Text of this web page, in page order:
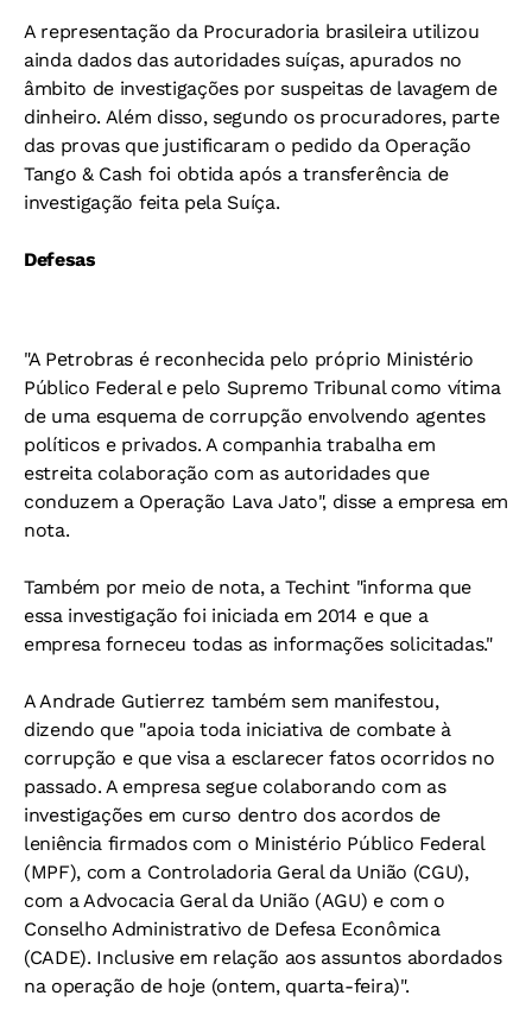
A representação da Procuradoria brasileira utilizou
ainda dados das autoridades suíças, apurados no
âmbito de investigações por suspeitas de lavagem de
dinheiro. Além disso, segundo os procuradores, parte
das provas que justificaram o pedido da Operação
Tango & Cash foi obtida após a transferência de
investigação feita pela Suíça.
Defesas
"A Petrobras é reconhecida pelo próprio Ministério
Público Federal e pelo Supremo Tribunal como vítima
de uma esquema de corrupção envolvendo agentes
políticos e privados. A companhia trabalha em
estreita colaboração com as autoridades que
conduzem a Operação Lava Jato", disse a empresa em
nota.
Também por meio de nota, a Techint "informa que
essa investigação foi iniciada em 2014 e que a
empresa forneceu todas as informações solicitadas."
A Andrade Gutierrez também sem manifestou,
dizendo que "apoia toda iniciativa de combate à
corrupção e que visa a esclarecer fatos ocorridos no
passado. A empresa segue colaborando com as
investigações em curso dentro dos acordos de
leniência firmados com o Ministério Público Federal
(MPF), com a Controladoria Geral da União (CGU),
com a Advocacia Geral da União (AGU) e com o
Conselho Administrativo de Defesa Econômica
(CADE). Inclusive em relação aos assuntos abordados
na operação de hoje (ontem, quarta-feira)".